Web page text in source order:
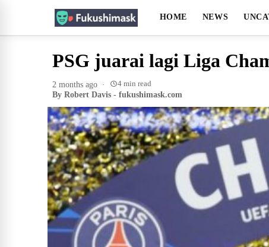
HOME NEWS
PSG juarai lagi Liga
2 months ago · 4 min read
By Robert Davis - fukushimask.com